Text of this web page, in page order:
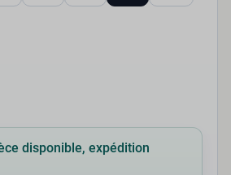
disponible, expédition